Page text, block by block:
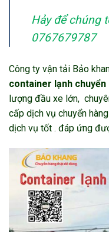
Hảy để chúng
0767679787
Công ty vận tải Bảo
container lạnh chuyển
lượng đầu xe lớn,
cấp dịch vụ chuyển
dịch vụ tốt . đáp ứng